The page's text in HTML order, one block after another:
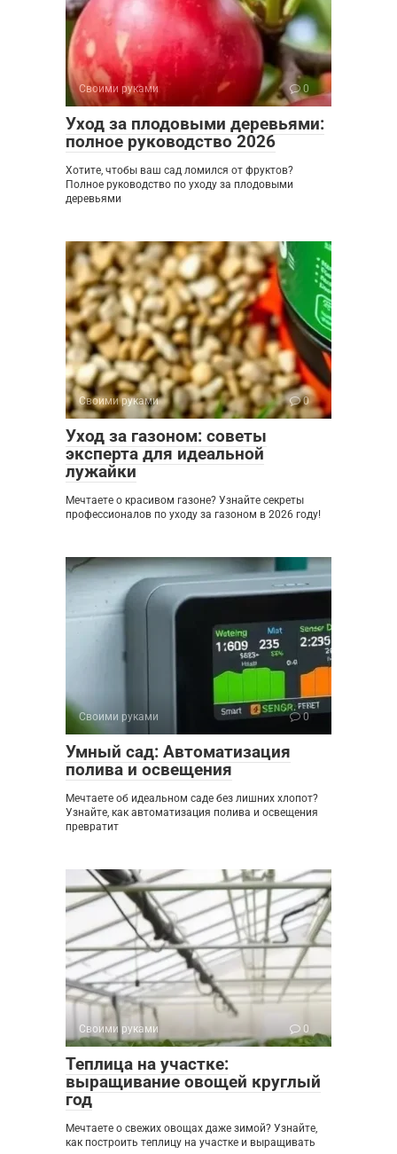
Своими руками 0
Уход за плодовыми деревьями:
полное руководство 2026
Хотите, чтобы ваш сад ломился от фруктов?
Полное руководство по уходу за плодовыми
деревьями
Своими руками 0
Уход за газоном: советы
эксперта для идеальной
лужайки
Мечтаете о красивом газоне? Узнайте секреты
профессионалов по уходу за газоном в 2026 году!
Своими руками 0
Умный сад: Автоматизация
полива и освещения
Мечтаете об идеальном саде без лишних хлопот?
Узнайте, как автоматизация полива и освещения
превратит
Своими руками 0
Теплица на участке:
выращивание овощей круглый
год
Мечтаете о свежих овощах даже зимой? Узнайте,
как построить теплицу на участке и выращивать